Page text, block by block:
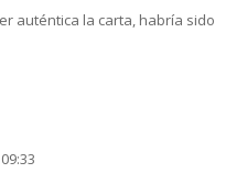
auténtica la carta, habría sido